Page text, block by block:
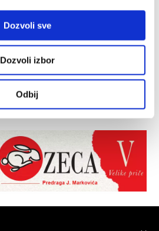
Dozvoli sve
Dozvoli izbor
Odbij